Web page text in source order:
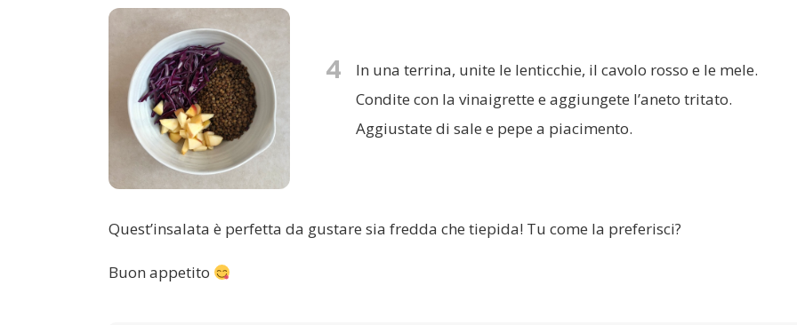
4
In una terrina, unite le lenticchie, il cavolo rosso e le mele.
Condite con la vinaigrette e aggiungete l’aneto tritato.
Aggiustate di sale e pepe a piacimento.
Quest’insalata è perfetta da gustare sia fredda che tiepida! Tu come la preferisci?
Buon appetito